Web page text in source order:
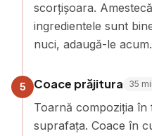
scorțișoara.
ingredientele sunt
nuci, adaugă-le acum.
5 Coace prăjitura 35
Toarnă compoziția în
suprafața. Coace în